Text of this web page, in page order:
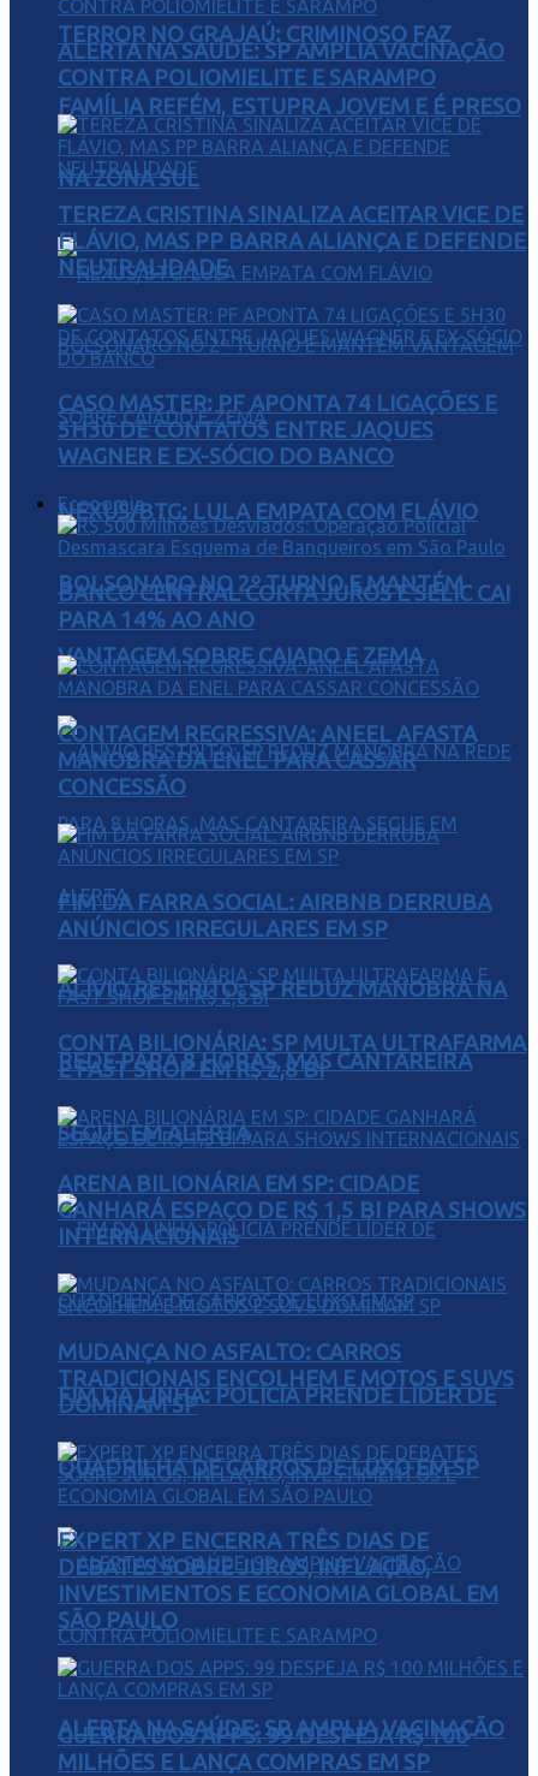
TERROR NO GRAJAÚ: CRIMINOSO FAZ
FAMÍLIA REFÉM, ESTUPRA JOVEM E É PRESO
NA ZONA SUL
NEXUS/BTG: LULA EMPATA COM FLÁVIO
BOLSONARO NO 2º TURNO E MANTÉM
VANTAGEM SOBRE CAIADO E ZEMA
ALÍVIO RESTRITO: SP REDUZ MANOBRA NA
REDE PARA 8 HORAS, MAS CANTAREIRA
SEGUE EM ALERTA
FIM DA LINHA: POLÍCIA PRENDE LÍDER DE
QUADRILHA DE CARROS DE LUXO EM SP
ALERTA NA SAÚDE: SP AMPLIA VACINAÇÃO
ALERTA NA SAÚDE: SP AMPLIA VACINAÇÃO
CONTRA POLIOMIELITE E SARAMPO
TEREZA CRISTINA SINALIZA ACEITAR VICE DE
FLÁVIO, MAS PP BARRA ALIANÇA E DEFENDE
NEUTRALIDADE
CASO MASTER: PF APONTA 74 LIGAÇÕES E
5H30 DE CONTATOS ENTRE JAQUES
WAGNER E EX-SÓCIO DO BANCO
Economia
BANCO CENTRAL CORTA JUROS E SELIC CAI
PARA 14% AO ANO
CONTAGEM REGRESSIVA: ANEEL AFASTA
MANOBRA DA ENEL PARA CASSAR
CONCESSÃO
FIM DA FARRA SOCIAL: AIRBNB DERRUBA
ANÚNCIOS IRREGULARES EM SP
CONTA BILIONÁRIA: SP MULTA ULTRAFARMA
E FAST SHOP EM R$ 2,8 BI
ARENA BILIONÁRIA EM SP: CIDADE
GANHARÁ ESPAÇO DE R$ 1,5 BI PARA SHOWS
INTERNACIONAIS
MUDANÇA NO ASFALTO: CARROS
TRADICIONAIS ENCOLHEM E MOTOS E SUVS
DOMINAM SP
EXPERT XP ENCERRA TRÊS DIAS DE
DEBATES SOBRE JUROS, INFLAÇÃO,
INVESTIMENTOS E ECONOMIA GLOBAL EM
SÃO PAULO
GUERRA DOS APPS: 99 DESPEJA R$ 100
MILHÕES E LANÇA COMPRAS EM SP